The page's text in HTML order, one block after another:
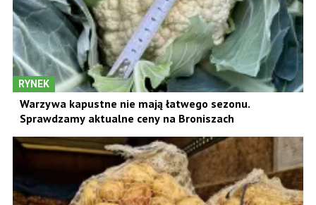
RYNEK
Warzywa kapustne nie mają łatwego sezonu.
Sprawdzamy aktualne ceny na Broniszach